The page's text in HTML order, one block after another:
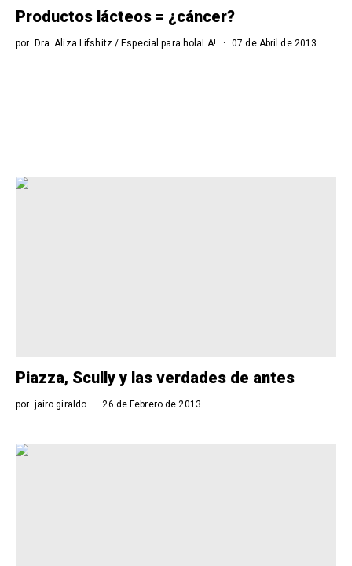
Productos lácteos = ¿cáncer?
por Dra. Aliza Lifshitz / Especial para holaLA! 07 de Abril de 2013
Piazza, Scully y las verdades de antes
por jairo giraldo 26 de Febrero de 2013